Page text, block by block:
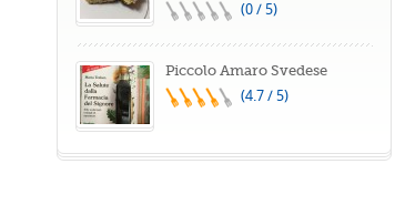
(0 / 5)
Piccolo Amaro Svedese
(4.7 / 5)